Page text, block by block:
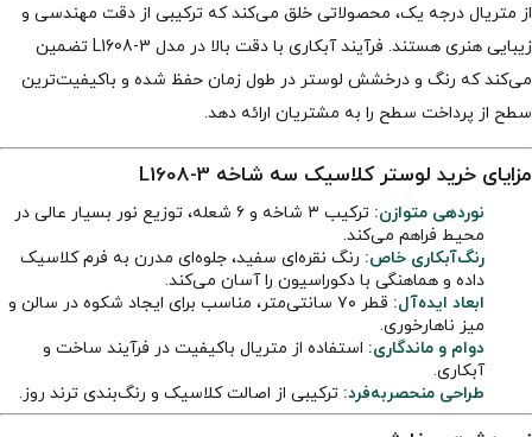
از متریال درجه یک، محصولاتی خلق می‌کند که ترکیبی از دقت مهندسی و
زیبایی هنری هستند. فرآیند آبکاری با دقت بالا در مدل L1608-3 تضمین
می‌کند که رنگ و درخشش لوستر در طول زمان حفظ شده و باکیفیت‌ترین
سطح از پرداخت سطح را به مشتریان ارائه دهد.
مزایای خرید لوستر کلاسیک سه شاخه L1608-3
نوردهی متوازن:
ترکیب ۳ شاخه و ۶ شعله، توزیع نور بسیار عالی در
محیط فراهم می‌کند.
رنگ‌آبکاری خاص: رنگ نقره‌ای سفید، جلوه‌ای مدرن به فرم کلاسیک
داده و هماهنگی با دکوراسیون را آسان می‌کند.
ابعاد ایده‌آل:
قطر ۷۰ سانتی‌متر، مناسب برای ایجاد شکوه در سالن و
میز ناهارخوری.
دوام و ماندگاری: استفاده از متریال باکیفیت در فرآیند ساخت و
آبکاری.
طراحی منحصر‌به‌فرد: ترکیبی از اصالت کلاسیک و رنگ‌بندی ترند روز.